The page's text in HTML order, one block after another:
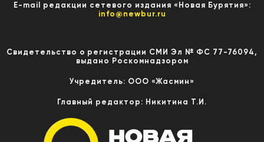
E-mail редакции сетевого издания «Новая Бурятия»:
info@newbur.ru
Свидетельство о регистрации СМИ Эл № ФС 77-76094,
выдано Роскомнадзором
Учредитель: ООО «Жасмин»
Главный редактор: Никитина Т.И.